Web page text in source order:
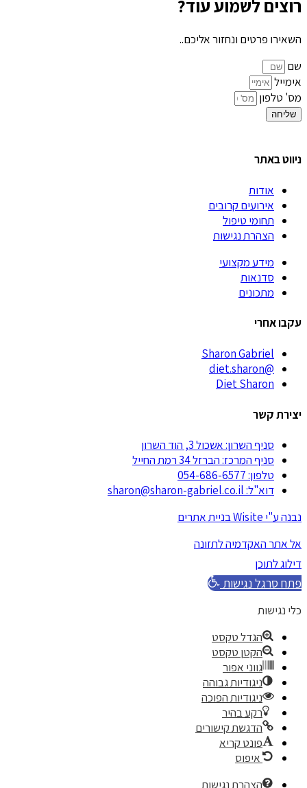
רוצים לשמוע עוד?
השאירו פרטים ונחזור אליכם..
שם
אימייל
מס' טלפון
שליחה
ניווט באתר
אודות
אירועים קרובים
תחומי טיפול
הצהרת נגישות
מידע מקצועי
סדנאות
מתכונים
עקבו אחרי
Sharon Gabriel
@diet.sharon
Diet Sharon
יצירת קשר
סניף השרון: אשכול 3, הוד השרון
סניף המרכז: הברזל 34 רמת החייל
טלפון: 054-686-6577
דוא"ל: sharon@sharon-gabriel.co.il
נבנה ע"י Wisite בניית אתרים
אל אתר האקדמיה לתזונה
דילוג לתוכן
פתח סרגל נגישות
כלי נגישות
הגדל טקסט
הקטן טקסט
גווני אפור
ניגודיות גבוהה
ניגודיות הפוכה
רקע בהיר
הדגשת קישורים
פונט קריא
איפוס
הצהרת נגישות